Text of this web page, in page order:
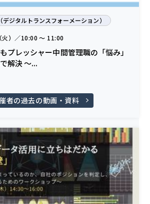
デジタルトランスフォーメーション）
）／10:00 〜 11:00
プレッシャー中間管理職の「悩み」
解決 〜...
者の過去の動画・資料